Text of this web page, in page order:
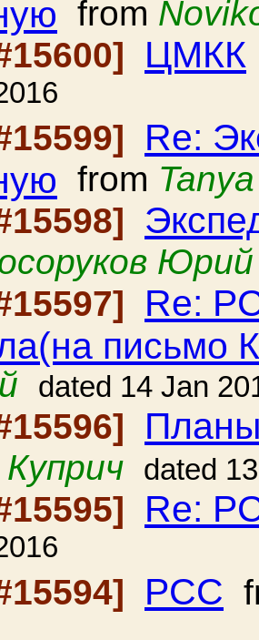
from
ЦМКК
Re:
from
Юрий
Re:
письмо
dated 14 Jan
dated
Re:
РСС